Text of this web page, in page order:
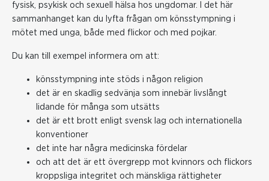
fysisk, psykisk och sexuell hälsa hos ungdomar. I det här
sammanhanget kan du lyfta frågan om könsstympning i
mötet med unga, både med flickor och med pojkar.
Du kan till exempel informera om att:
könsstympning inte stöds i någon religion
det är en skadlig sedvänja som innebär livslångt
lidande för många som utsätts
det är ett brott enligt svensk lag och internationella
konventioner
det inte har några medicinska fördelar
och att det är ett övergrepp mot kvinnors och flickors
kroppsliga integritet och mänskliga rättigheter